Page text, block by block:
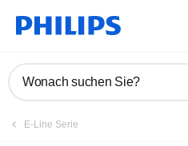
Wonach suchen Sie?
E-Line Serie